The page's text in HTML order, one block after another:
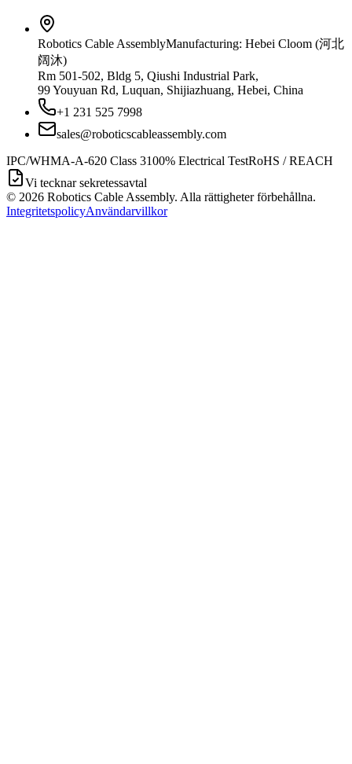
Robotics Cable AssemblyManufacturing: Hebei Cloom (河北
阔沐)
Rm 501-502, Bldg 5, Qiushi Industrial Park,
99 Youyuan Rd, Luquan, Shijiazhuang, Hebei, China
+1 231 525 7998
sales@roboticscableassembly.com
IPC/WHMA-A-620 Class 3100% Electrical TestRoHS / REACH
Vi tecknar sekretessavtal
© 2026 Robotics Cable Assembly. Alla rättigheter förbehållna.
IntegritetspolicyAnvändarvillkor